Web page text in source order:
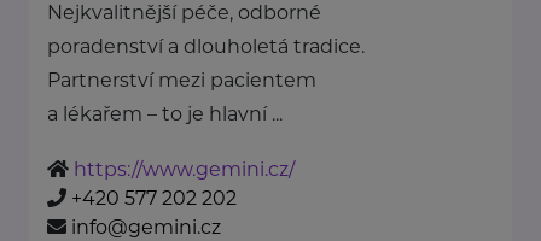
Nejkvalitnější péče, odborné
poradenství a dlouholetá tradice.
Partnerství mezi pacientem
a lékařem – to je hlavní ...
https://www.gemini.cz/
+420 577 202 202
info@gemini.cz